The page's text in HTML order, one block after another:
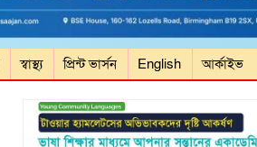
স্বাস্থ্য প্রিন্ট ভার্সন English আর্কাইভ